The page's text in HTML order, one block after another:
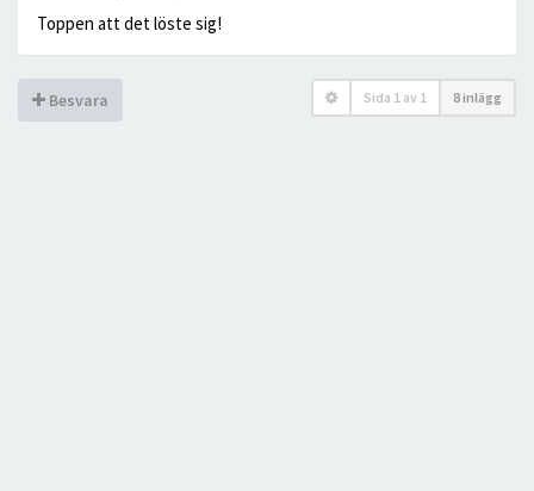
Toppen att det löste sig!
Besvara Sida 1 av 1 8 inlägg